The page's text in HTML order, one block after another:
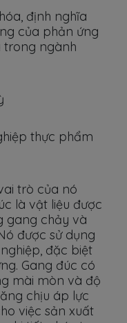
định nghĩa
của phản ứng
trong ngành
thực phẩm
trò của nó
là vật liệu được
gang chảy và
được sử dụng
đặc biệt
Gang đúc có
mài mòn và độ
chịu áp lực
việc sản xuất